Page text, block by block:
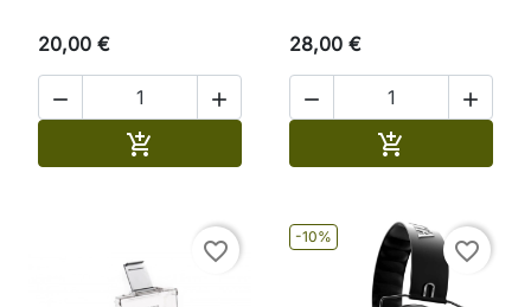
20,00 €
 

28,00 €
 

favorite_border
-10%
favorite_border